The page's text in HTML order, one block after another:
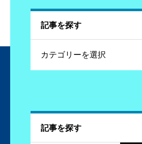
記事を探す
記事を探す